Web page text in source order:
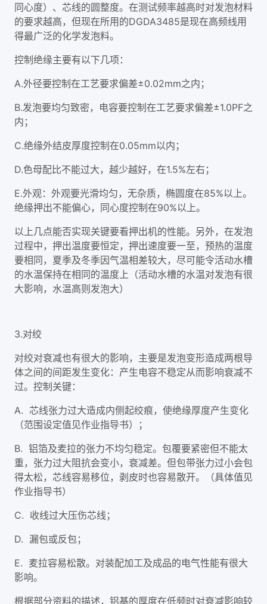
同心度）、芯线的圆整度。在测试频率越高时对发泡材料
的要求越高，但现在所用的DGDA3485是现在高频线用
得最广泛的化学发泡料。
控制绝缘主要有以下几项：
A.外径要控制在工艺要求偏差±0.02mm之内；
B.发泡要均匀致密，电容要控制在工艺要求偏差±1.0PF之
内；
C.绝缘外结皮厚度控制在0.05mm以内；
D.色母配比不能过大，越少越好，在1.5%左右；
E.外观：外观要光滑均匀，无杂质，椭圆度在85%以上。
绝缘押出不能偏心，同心度控制在90%以上。
以上几点能否实现关键要看押出机的性能。另外，在发泡
过程中，押出温度要恒定，押出速度要一至，预热的温度
要相同，夏季及冬季因气温相差较大，尽可能令活动水槽
的水温保持在相同的温度上（活动水槽的水温对发泡有很
大影响，水温高则发泡大）
3.对绞
对绞对衰减也有很大的影响，主要是发泡变形造成两根导
体之间的间距发生变化：产生电容不稳定从而影响衰减不
过。控制关键：
A. 芯线张力过大造成内侧起绞痕，使绝缘厚度产生变化
（范围设定值见作业指导书）；
B. 铝箔及麦拉的张力不均匀稳定。包覆要紧密但不能太
重，张力过大阻抗会变小，衰减差。但包带张力过小会包
得太松，芯线容易移位，剥皮时也容易散开。（具体值见
作业指导书）
C. 收线过大压伤芯线；
D. 漏包或反包；
E. 麦拉容易松散。对装配加工及成品的电气性能有很大
影响。
根据部分资料的描述，铝基的厚度在低频时对衰减影响较